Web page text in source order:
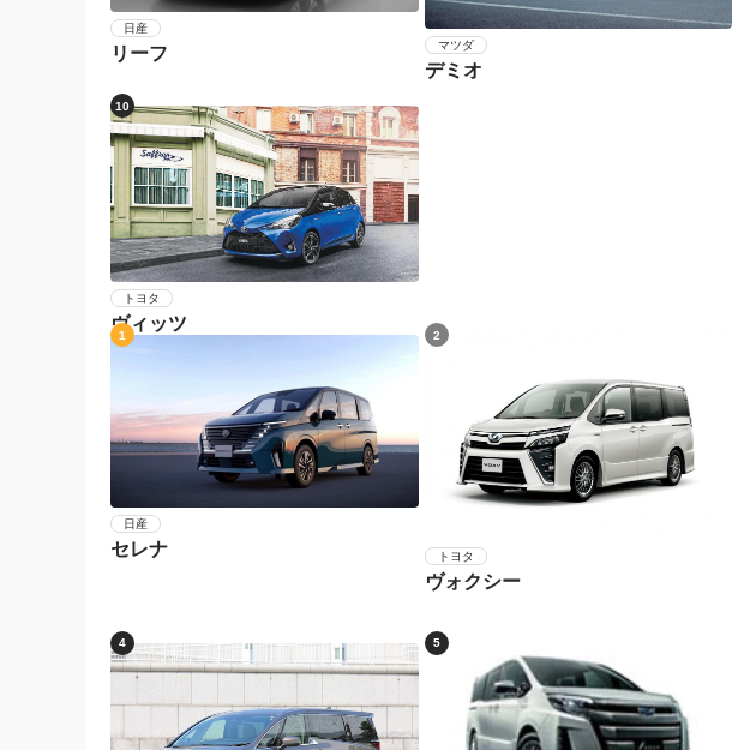
日産
リーフ マツダ
デミオ
10
トヨタ
ヴィッツ
1
日産
セレナ
2
トヨタ
ヴォクシー
4 5